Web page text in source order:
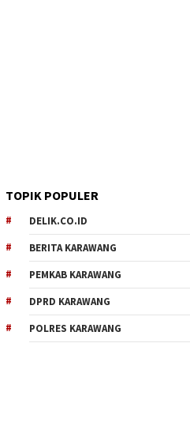
TOPIK POPULER
DELIK.CO.ID
BERITA KARAWANG
PEMKAB KARAWANG
DPRD KARAWANG
POLRES KARAWANG